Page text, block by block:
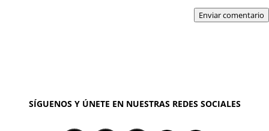
Enviar comentario
SÍGUENOS Y ÚNETE EN NUESTRAS REDES SOCIALES